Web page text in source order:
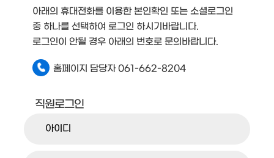
아래의 휴대전화를 이용한 본인확인 또는 소셜로그인
중 하나를 선택하여 로그인 하시기바랍니다.
로그인이 안될 경우 아래의 번호로 문의바랍니다.
홈페이지 담당자 061-662-8204
직원로그인